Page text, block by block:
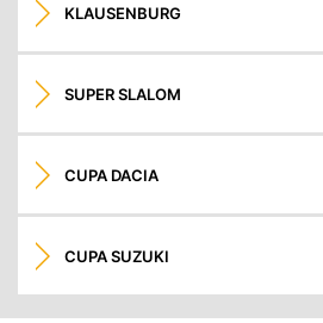
KLAUSENBURG
SUPER SLALOM
CUPA DACIA
CUPA SUZUKI